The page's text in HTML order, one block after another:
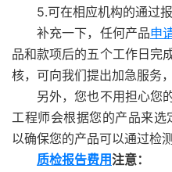
5.可在相应机构的通过报
补充一下，任何产品申
品和款项后的五个工作日完
核，可向我们提出加急服务
另外，您也不用担心您的
工程师会根据您的产品来选
以确保您的产品可以通过检
质检报告费用注意：